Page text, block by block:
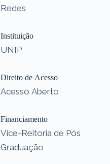
Redes
Instituição
UNIP
Direito de Acesso
Acesso Aberto
Financiamento
Vice-Reitoria de Pós
Graduação